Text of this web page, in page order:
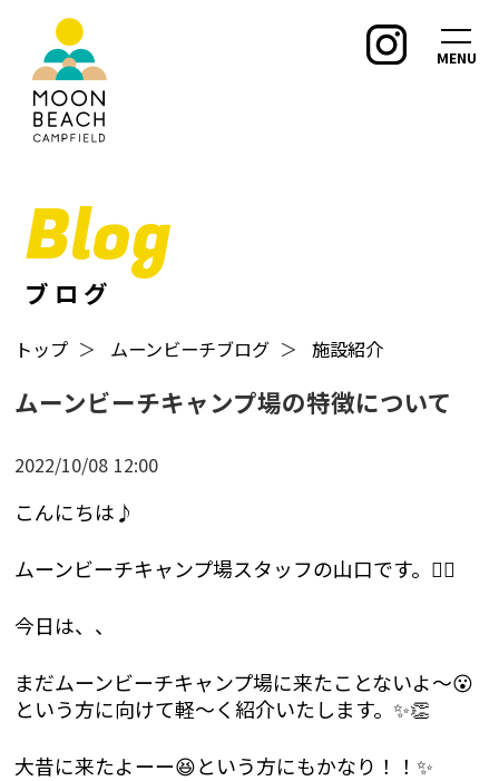
MENU
Blog
ブログ
トップ ＞ ムーンビーチブログ ＞ 施設紹介
ムーンビーチキャンプ場の特徴について
2022/10/08 12:00
こんにちは♪
ムーンビーチキャンプ場スタッフの山口です。🙇‍♂️
今日は、、
まだムーンビーチキャンプ場に来たことないよ〜😮
という方に向けて軽〜く紹介いたします。✨👏
大昔に来たよーー😆という方にもかなり！！✨